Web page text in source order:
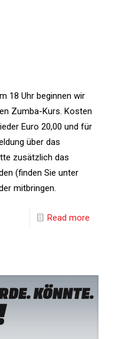
18 Uhr beginnen wir
Zumba-Kurs. Kosten
Euro 20,00 und für
über das
zusätzlich das
(finden Sie unter
mitbringen.
Read more